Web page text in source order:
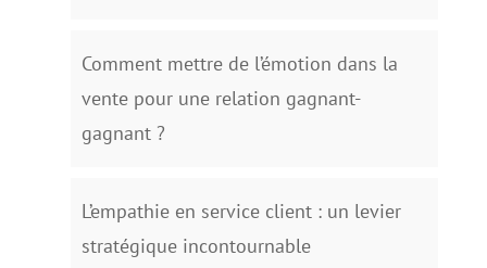
Comment mettre de l’émotion dans la
vente pour une relation gagnant-
gagnant ?
L’empathie en service client : un levier
stratégique incontournable